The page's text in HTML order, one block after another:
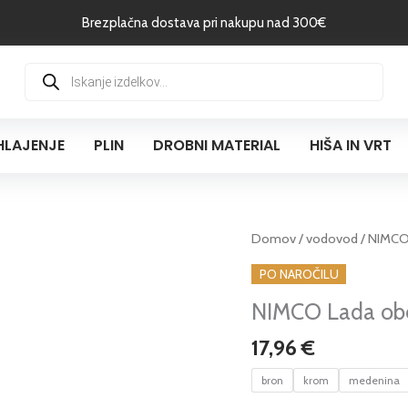
Brezplačna dostava pri nakupu nad 300€
search
PLIN DROBNI MATERIAL HIŠA IN VRT
Domov/vodovod /
PO NAROČILU
NIMCO Lada
17,96€
bron krom medenina
NIMCO
Lada
obešalnik
količina